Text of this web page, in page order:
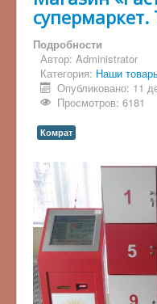
Подробности
Автор: Administrator
Категория: Наши
Опубликовано: 11
Просмотров: 6181
Комрат